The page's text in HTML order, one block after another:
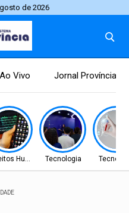
de 2026
Vivo Jornal Província
HumanosTecnologia